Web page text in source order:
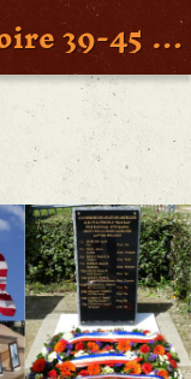
Chemin de la Mémoire 39-45 en Pays de Retz